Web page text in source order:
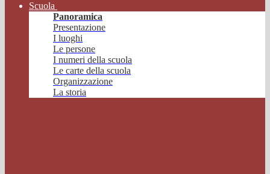
Scuola
Panoramica
Presentazione
I luoghi
Le persone
I numeri della scuola
Le carte della scuola
Organizzazione
La storia